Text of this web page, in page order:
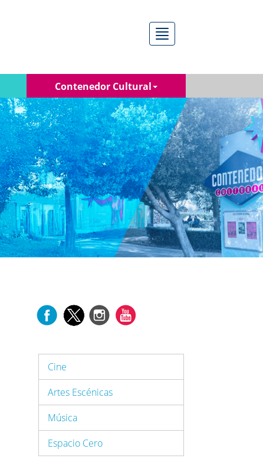
Menú
Contenedor Cultural
Cine
Artes Escénicas
Música
Espacio Cero